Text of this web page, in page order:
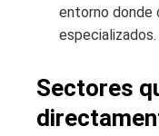
entorno donde
especializados.
Sectores